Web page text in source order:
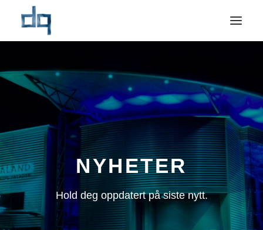
OM OSS
NYHETER
NÆRINGSMARKED
PRIVATMARKED
REFERANSER
BÆREKRAFT
KONTAKT
NYHETER
Hold deg oppdatert på siste nytt.